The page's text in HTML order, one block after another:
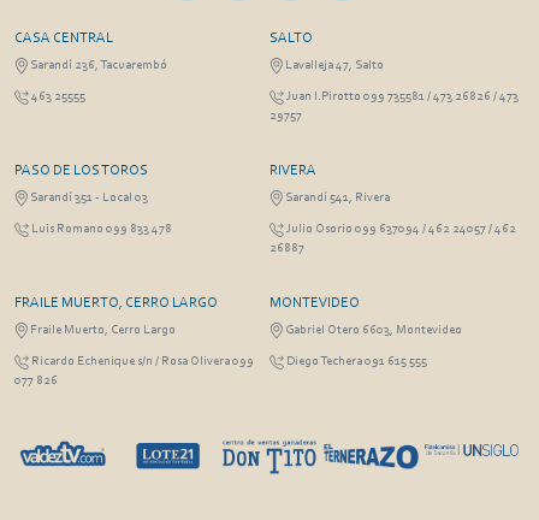
CASA CENTRAL
Sarandí 236, Tacuarembó
463 25555
SALTO
Lavalleja 47, Salto
Juan I.Pirotto 099 735581 / 473 26826 / 473
29757
PASO DE LOS TOROS
Sarandí 351 - Local 03
Luis Romano 099 833 478
RIVERA
Sarandí 541, Rivera
Julio Osorio 099 637094 / 462 24057 / 462
26887
FRAILE MUERTO, CERRO LARGO
Fraile Muerto, Cerro Largo
Ricardo Echenique s/n / Rosa Olivera 099
077 826
MONTEVIDEO
Gabriel Otero 6603, Montevideo
Diego Techera 091 615 555